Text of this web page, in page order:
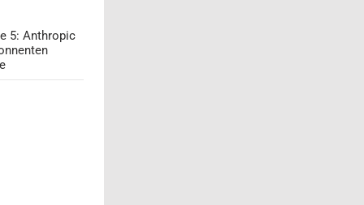
5: Anthropic